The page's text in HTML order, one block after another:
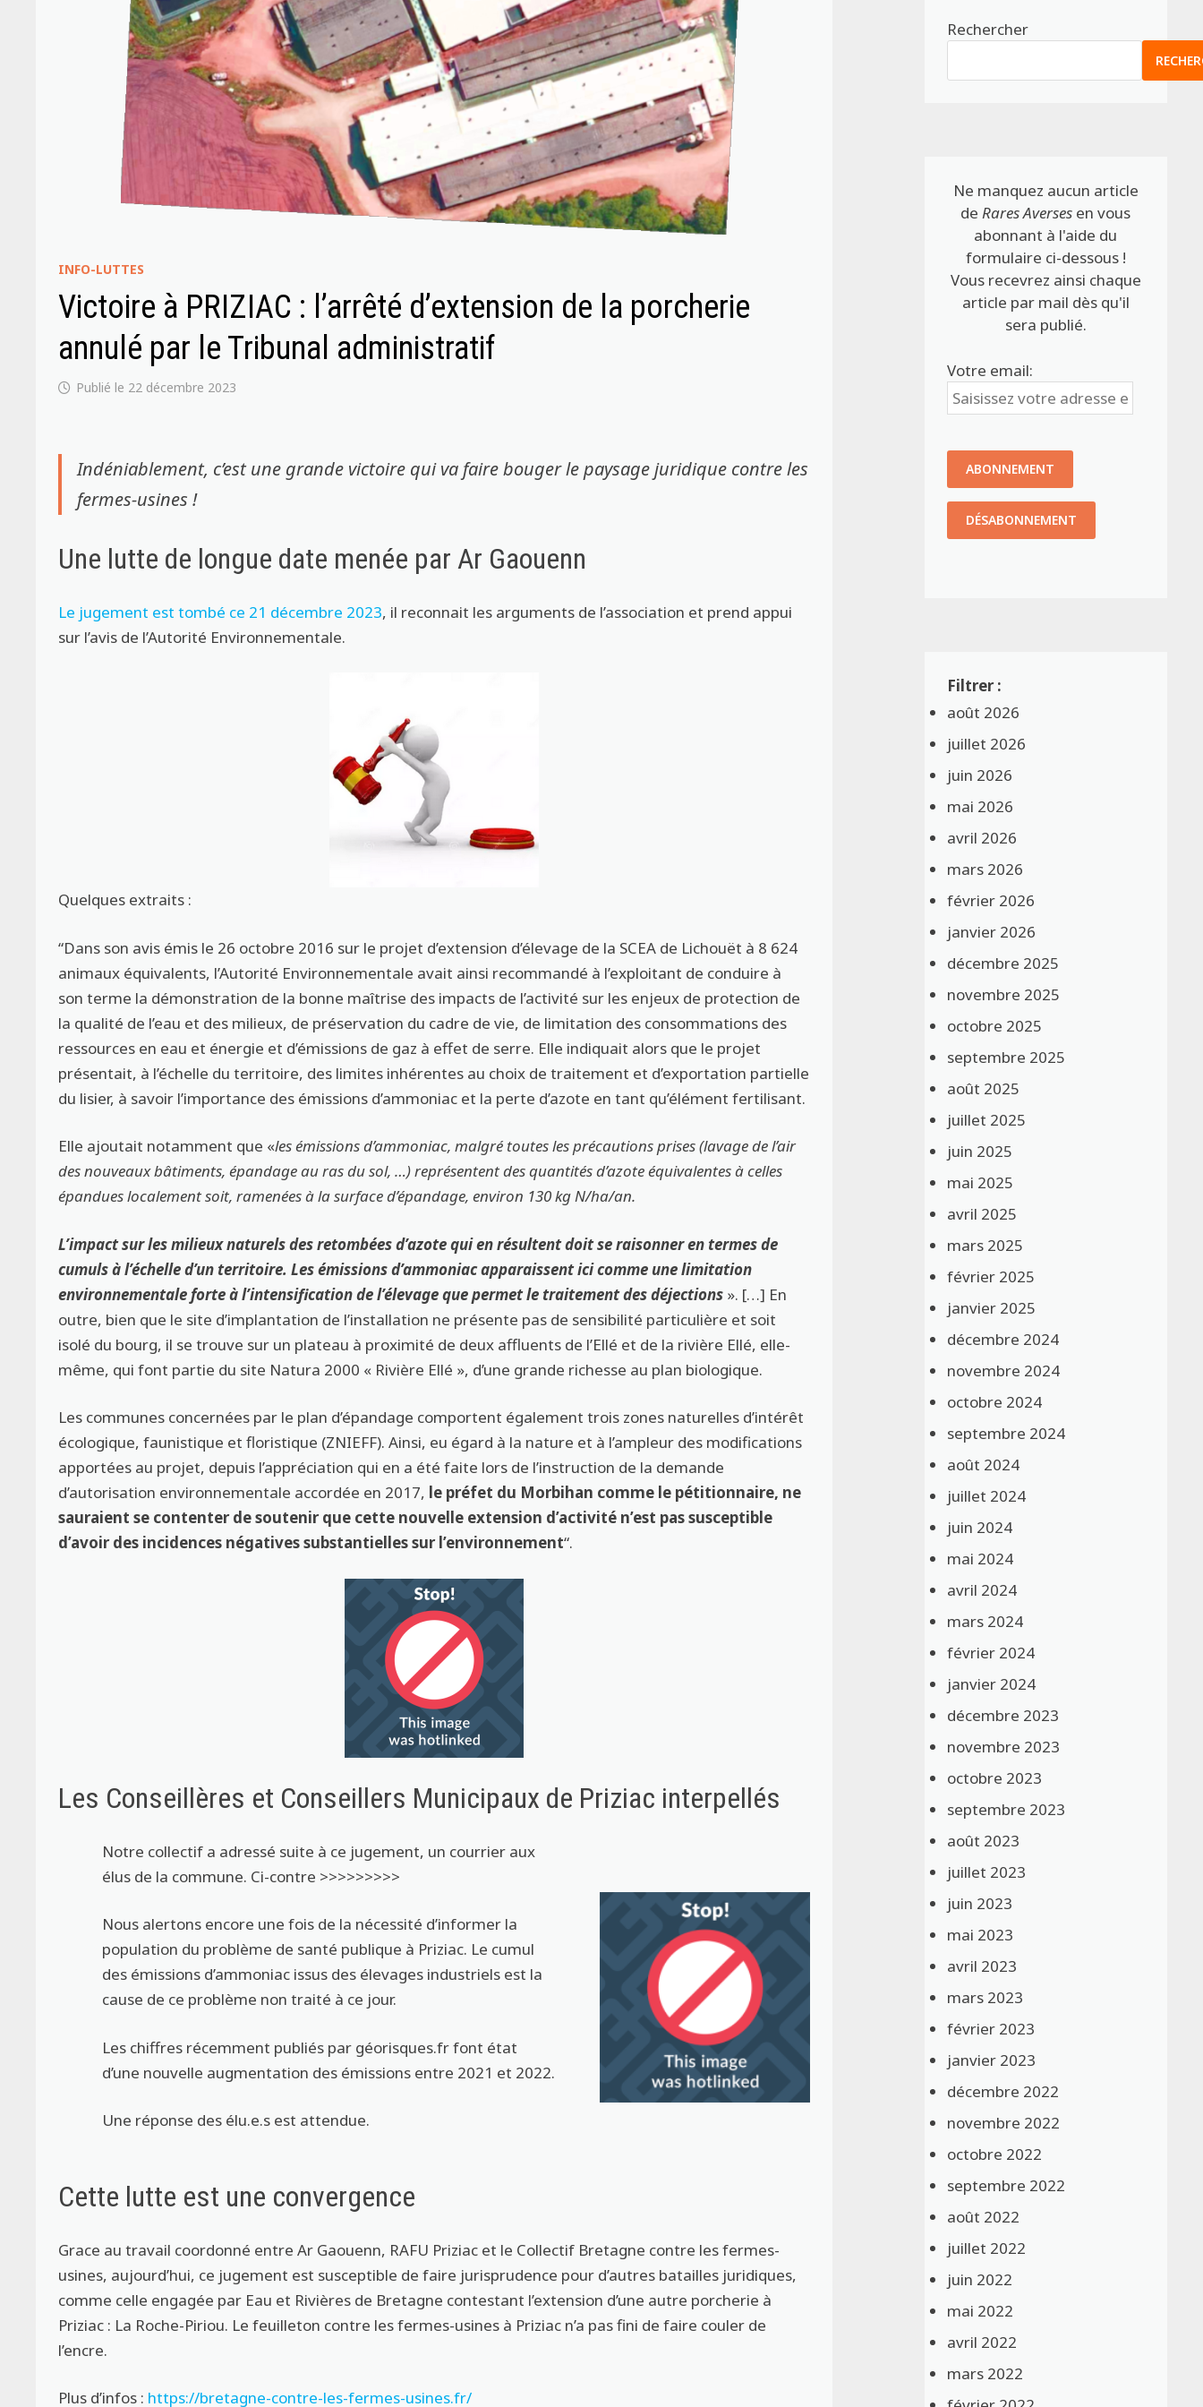
INFO-LUTTES
Victoire à PRIZIAC : l’arrêté d’extension de la porcherie
annulé par le Tribunal administratif
22 décembre 2023
Indéniablement, c’est une grande victoire qui va faire bouger le paysage juridique contre les
fermes-usines !
Une lutte de longue date menée par Ar Gaouenn
Le jugement est tombé ce 21 décembre 2023, il reconnait les arguments de l’association et prend appui
sur l’avis de l’Autorité Environnementale.
Quelques extraits :
“Dans son avis émis le 26 octobre 2016 sur le projet d’extension d’élevage de la SCEA de Lichouët à 8 624
animaux équivalents, l’Autorité Environnementale avait ainsi recommandé à l’exploitant de conduire à
son terme la démonstration de la bonne maîtrise des impacts de l’activité sur les enjeux de protection de
la qualité de l’eau et des milieux, de préservation du cadre de vie, de limitation des consommations des
ressources en eau et énergie et d’émissions de gaz à effet de serre. Elle indiquait alors que le projet
présentait, à l’échelle du territoire, des limites inhérentes au choix de traitement et d’exportation partielle
du lisier, à savoir l’importance des émissions d’ammoniac et la perte d’azote en tant qu’élément fertilisant.
Elle ajoutait notamment que «les émissions d’ammoniac, malgré toutes les précautions prises (lavage de l’air
des nouveaux bâtiments, épandage au ras du sol, …) représentent des quantités d’azote équivalentes à celles
épandues localement soit, ramenées à la surface d’épandage, environ 130 kg N/ha/an.
L’impact sur les milieux naturels des retombées d’azote qui en résultent doit se raisonner en termes de
cumuls à l’échelle d’un territoire. Les émissions d’ammoniac apparaissent ici comme une limitation
environnementale forte à l’intensification de l’élevage que permet le traitement des déjections ». […] En
outre, bien que le site d’implantation de l’installation ne présente pas de sensibilité particulière et soit
isolé du bourg, il se trouve sur un plateau à proximité de deux affluents de l’Ellé et de la rivière Ellé, elle-
même, qui font partie du site Natura 2000 « Rivière Ellé », d’une grande richesse au plan biologique.
Les communes concernées par le plan d’épandage comportent également trois zones naturelles d’intérêt
écologique, faunistique et floristique (ZNIEFF). Ainsi, eu égard à la nature et à l’ampleur des modifications
apportées au projet, depuis l’appréciation qui en a été faite lors de l’instruction de la demande
d’autorisation environnementale accordée en 2017, le préfet du Morbihan comme le pétitionnaire, ne
sauraient se contenter de soutenir que cette nouvelle extension d’activité n’est pas susceptible
d’avoir des incidences négatives substantielles sur l’environnement“.
Les Conseillères et Conseillers Municipaux de Priziac interpellés
Notre collectif a adressé suite à ce jugement, un courrier aux
élus de la commune. Ci-contre >>>>>>>>>
Nous alertons encore une fois de la nécessité d’informer la
population du problème de santé publique à Priziac. Le cumul
des émissions d’ammoniac issus des élevages industriels est la
cause de ce problème non traité à ce jour.
Les chiffres récemment publiés par géorisques.fr font état
d’une nouvelle augmentation des émissions entre 2021 et 2022.
Une réponse des élu.e.s est attendue.
Cette lutte est une convergence
Grace au travail coordonné entre Ar Gaouenn, RAFU Priziac et le Collectif Bretagne contre les fermes-
usines, aujourd’hui, ce jugement est susceptible de faire jurisprudence pour d’autres batailles juridiques,
comme celle engagée par Eau et Rivières de Bretagne contestant l’extension d’une autre porcherie à
Priziac : La Roche-Piriou. Le feuilleton contre les fermes-usines à Priziac n’a pas fini de faire couler de
l’encre.
Plus d’infos : https://bretagne-contre-les-fermes-usines.fr/
Rechercher
Ne manquez aucun article
deRares Averses en vous
abonnant à l'aide du
formulaire ci-dessous !
Vous recevrez ainsi chaque
article par mail dès qu'il
sera publié.
Votre email:
août 2026
juillet 2026
juin 2026
mai 2026
avril 2026
mars 2026
février 2026
janvier 2026
décembre 2025
novembre 2025
octobre 2025
septembre 2025
août 2025
juillet 2025
juin 2025
mai 2025
avril 2025
mars 2025
février 2025
janvier 2025
décembre 2024
novembre 2024
octobre 2024
septembre 2024
août 2024
juillet 2024
juin 2024
mai 2024
avril 2024
mars 2024
février 2024
janvier 2024
décembre 2023
novembre 2023
octobre 2023
septembre 2023
août 2023
juillet 2023
juin 2023
mai 2023
avril 2023
mars 2023
février 2023
janvier 2023
décembre 2022
novembre 2022
octobre 2022
septembre 2022
août 2022
juillet 2022
juin 2022
mai 2022
avril 2022
mars 2022